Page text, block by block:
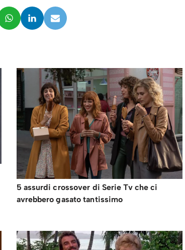
5 assurdi crossover di Serie Tv che ci
avrebbero gasato tantissimo